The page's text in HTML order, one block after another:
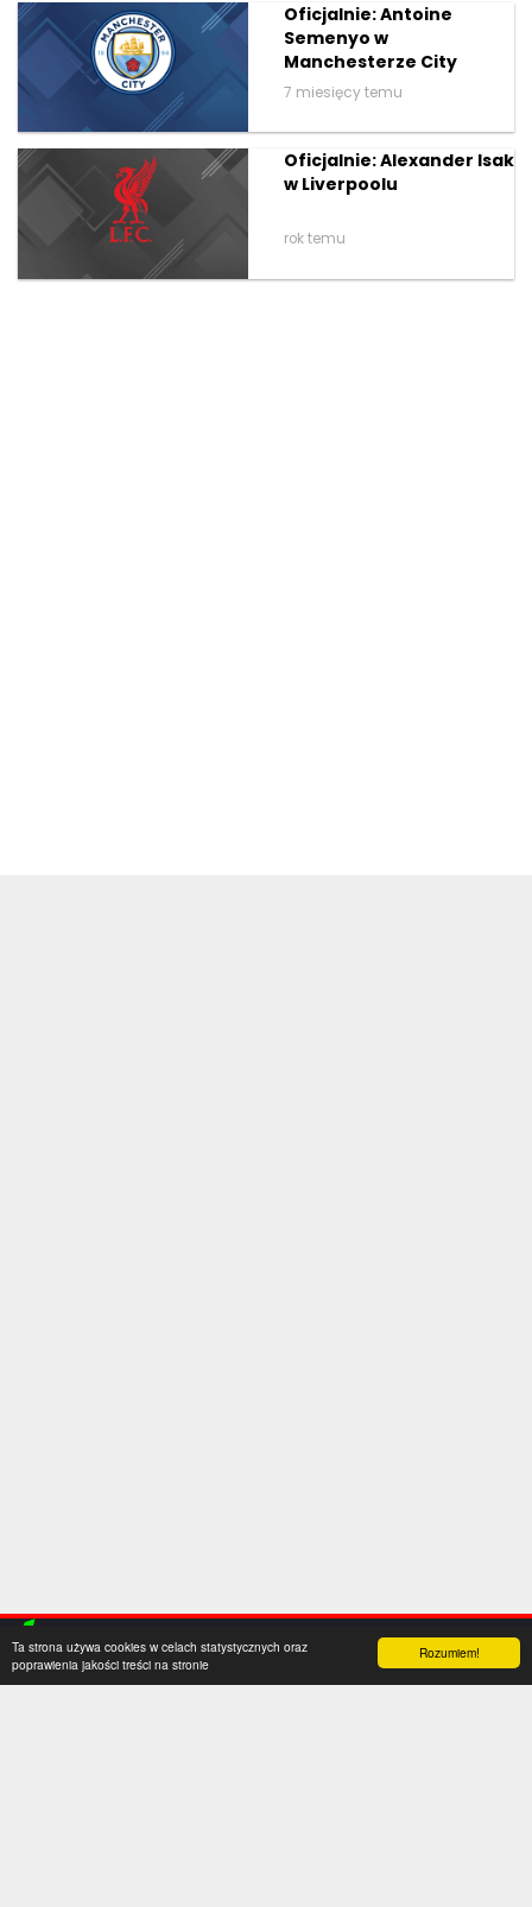
Rozumiem!
Ta strona używa cookies w celach statystycznych oraz
poprawienia jakości treści na stronie
Oficjalnie: Antoine
Semenyo w
Manchesterze City
7 miesięcy temu
Oficjalnie: Alexander Isak
w Liverpoolu
rok temu